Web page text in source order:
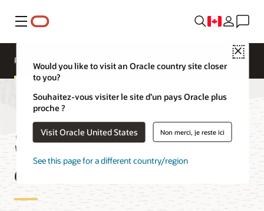
Menu
Close
Would you like to visit an Oracle country site closer
to you?
Souhaitez-vous visiter le site d’un pays Oracle plus
proche ?
Visit Oracle United States Non merci, je reste ici
See this page for a different country/region
Présentation
Services de sécurité
cloud